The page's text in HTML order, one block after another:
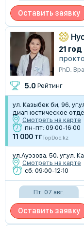
Оставить заявку
21
PhD,
5.0 Рейтинг
ул. Казыбек би, 96,
диагностическое
Смотреть на карте
пн-пт: 09:00-16:00
11 000 тгTopDoc.kz
ул.Ауэзова, 50, уг.ул.
Смотреть на карте
сб: 09:00-12:10
Пт. 07 авг.
Оставить заявку